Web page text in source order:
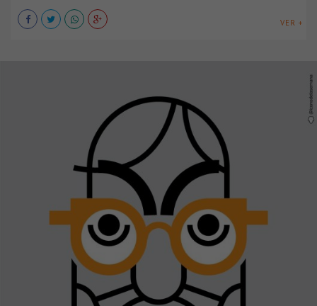
VER +